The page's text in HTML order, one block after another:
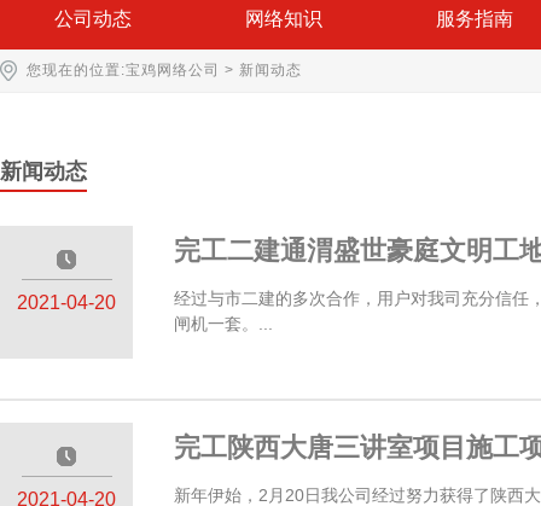
公司动态 网络知识 服务指南
您现在的位置:宝鸡网络公司 > 新闻动态
新闻动态
—————
2021-04-20
完工二建通渭盛世豪庭文明工
经过与市二建的多次合作，用户对我司充分信任
闸机一套。...
—————
2021-04-20
完工陕西大唐三讲室项目施工
新年伊始，2月20日我公司经过努力获得了陕西